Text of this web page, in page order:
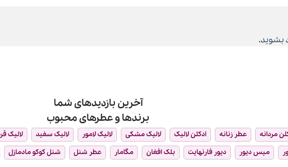
بشوید.
آخرین بازدیدهای شما
برندها و عطرهای محبوب
مردانه عطر زنانه ادکلن لالیک لالیک مشکی لالیک لامور لالیک سفید لالیک
میس دیور دیور فارنهایت بلک افغان مگامار عطر شنل شنل کوکو مادمازل